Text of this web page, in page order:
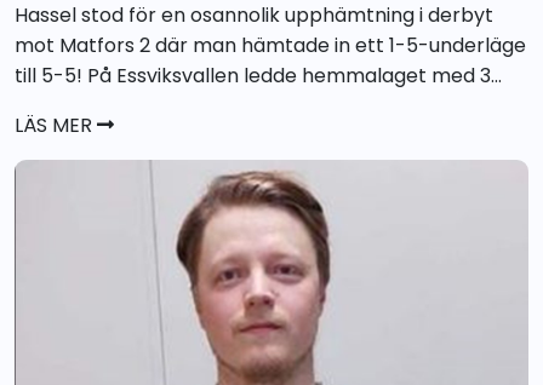
Hassel stod för en osannolik upphämtning i derbyt
mot Matfors 2 där man hämtade in ett 1-5-underläge
till 5-5! På Essviksvallen ledde hemmalaget med 3...
LÄS MER